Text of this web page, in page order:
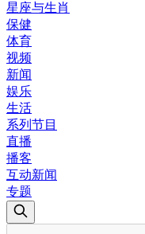
星座与生肖
保健
体育
视频
新闻
娱乐
生活
系列节目
直播
播客
互动新闻
专题